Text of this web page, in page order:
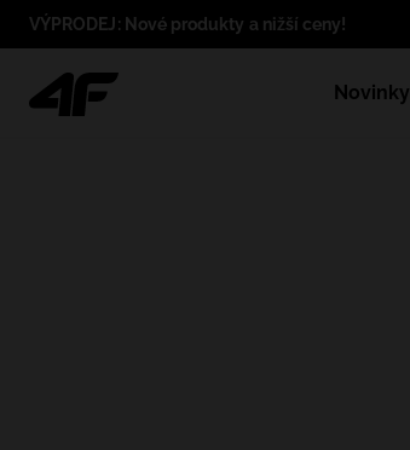
VÝPRODEJ: Nové produkty a nižší ceny!
Novinky